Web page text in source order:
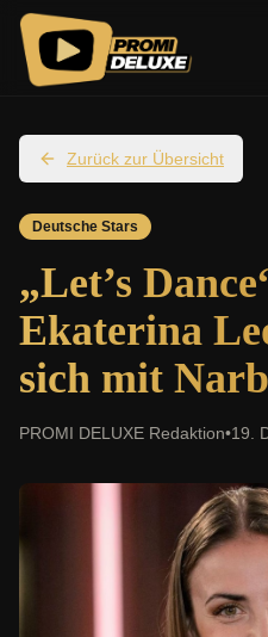
Zurück zur Übersicht
Deutsche Stars
„Let’s
Ekaterina
sich mit
PROMI DELUXE Redaktion•19.